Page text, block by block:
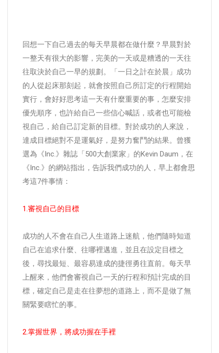
回想一下自己過去的每天早晨都在做什麼？早晨對於
一整天有很大的影響，完美的一天或是糟透的一天往
往取決於自己一早的規劃。「一日之計在於晨」成功
的人從起床那刻起，就會按照自己所訂定的行程開始
實行，會好好思考這一天有什麼重要的事，怎麼安排
優先順序，也許給自己一些信心喊話，或者也可能檢
視自己，給自己訂定新的目標。對於成功的人來說，
達成目標絕對不是運氣好，是努力奮鬥的結果。曾獲
選為《Inc.》雜誌「500大創業家」的Kevin Daum，在
《Inc.》的網站指出，告訴我們成功的人，早上都會思
考這7件事情：
1.審視自己的目標
成功的人不會在自己人生道路上迷航，他們隨時知道
自己在追求什麼、往哪裡邁進，並且在設定目標之
後，尋找最短、最容易達成的捷徑勇往直前。每天早
上醒來，他們會審視自己一天的行程和預計完成的目
標，確定自己是走在往夢想的道路上，而不是做了無
關緊要瞎忙的事。
2.掌握世界，將成功握在手裡